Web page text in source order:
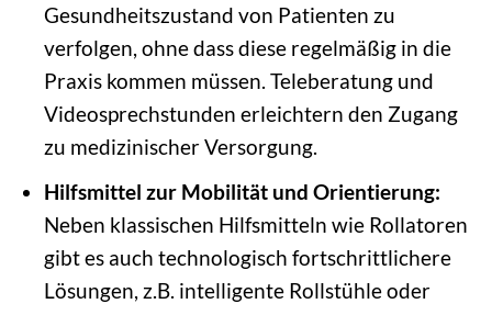
Gesundheitszustand von Patienten zu
verfolgen, ohne dass diese regelmäßig in die
Praxis kommen müssen. Teleberatung und
Videosprechstunden erleichtern den Zugang
zu medizinischer Versorgung.
Hilfsmittel zur Mobilität und Orientierung:
Neben klassischen Hilfsmitteln wie Rollatoren
gibt es auch technologisch fortschrittlichere
Lösungen, z.B. intelligente Rollstühle oder